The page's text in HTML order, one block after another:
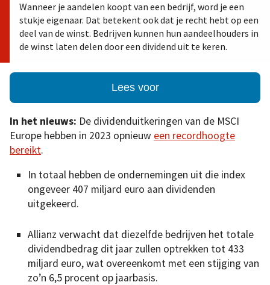
Wanneer je aandelen koopt van een bedrijf, word je een
stukje eigenaar. Dat betekent ook dat je recht hebt op een
deel van de winst. Bedrijven kunnen hun aandeelhouders in
de winst laten delen door een dividend uit te keren.
Lees voor
In het nieuws: De dividenduitkeringen van de MSCI
Europe hebben in 2023 opnieuw een recordhoogte
bereikt.
In totaal hebben de ondernemingen uit die index
ongeveer 407 miljard euro aan dividenden
uitgekeerd.
Allianz verwacht dat diezelfde bedrijven het totale
dividendbedrag dit jaar zullen optrekken tot 433
miljard euro, wat overeenkomt met een stijging van
zo’n 6,5 procent op jaarbasis.